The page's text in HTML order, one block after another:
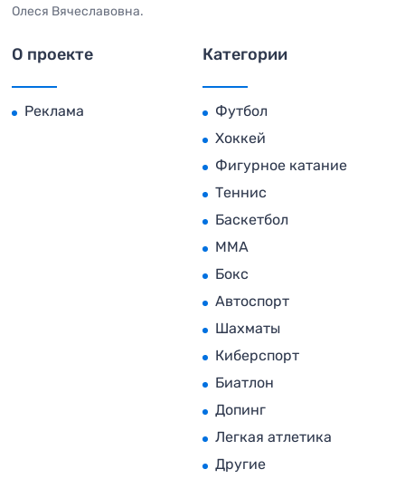
Олеся Вячеславовна.
О проекте
Реклама
Категории
Футбол
Хоккей
Фигурное катание
Теннис
Баскетбол
MMA
Бокс
Автоспорт
Шахматы
Киберспорт
Биатлон
Допинг
Легкая атлетика
Другие